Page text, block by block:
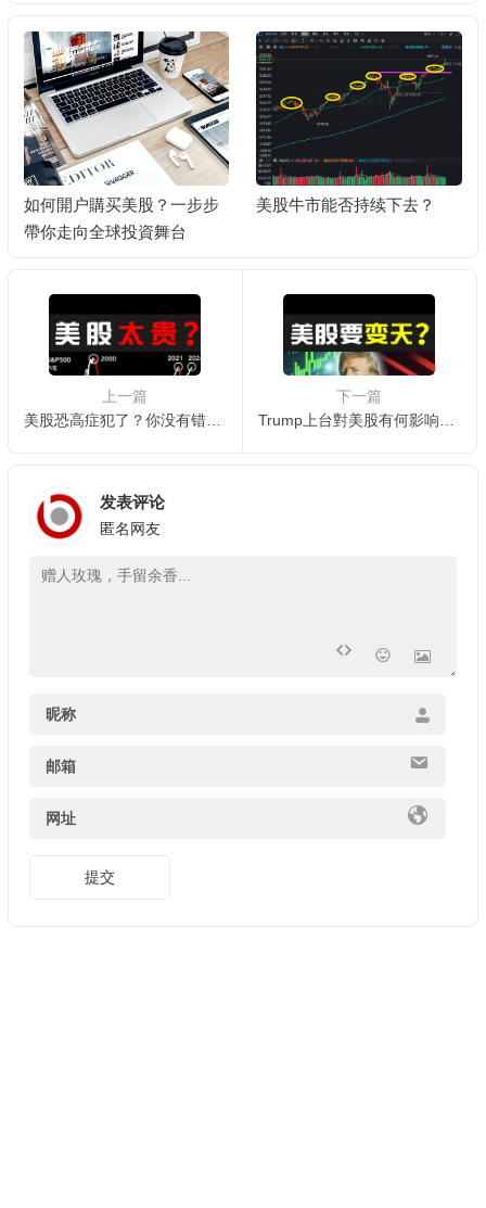
如何開户購买美股？一步步
帶你走向全球投資舞台
美股牛市能否持续下去？
上一篇
美股恐高症犯了？你没有错！美股一大風险已悄然降臨！
下一篇
发表评论
匿名网友
昵称
邮箱
网址
提交